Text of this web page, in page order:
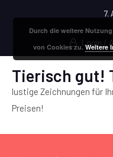
7.
Login /
Tierisch gut!
lustige Zeichnungen für
Preisen!
Durch die weitere
von Cookies zu.Weitere